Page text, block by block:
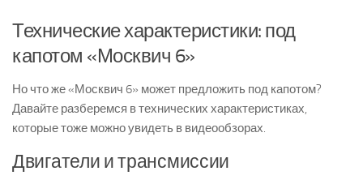
Технические характеристики: под
капотом «Москвич 6»
Но что же «Москвич 6» может предложить под капотом?
Давайте разберемся в технических характеристиках,
которые тоже можно увидеть в видеообзорах.
Двигатели и трансмиссии